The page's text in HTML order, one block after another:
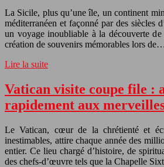
La Sicile, plus qu’une île, un continent
méditerranéen et façonné par des siècles
un voyage inoubliable à la découverte de
création de souvenirs mémorables lors
Lire la suite
Vatican visite coupe file :
rapidement aux
Le Vatican, cœur de la chrétienté et
inestimables, attire chaque année des
entier. Ce lieu chargé d’histoire, de
des chefs-d’œuvre tels que la Chapelle